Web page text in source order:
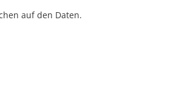
auf den Daten.